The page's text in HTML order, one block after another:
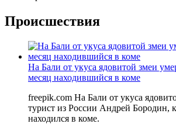
Происшествия
На Бали от укуса ядовитой змеи
месяц находившийся в коме
freepik.com На Бали от укуса
турист из России Андрей Бородин,
находился в коме.